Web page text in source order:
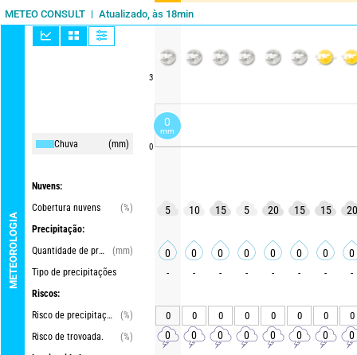
METEO CONSULT Atualizado, às 18min
METEOROLOGIA
Chuva (mm)
Nuvens:
Cobertura nuvens
(%)
Precipitação:
Quantidade de precipitações
(mm)
Tipo de precipitações
Riscos:
Risco de precipitações
(%)
Risco de trovoada.
(%)
3
0
5 10 15 5 20 15 15 20
0 0 0 0 0 0 0 0
- - - - - - - -
0 0 0 0 0 0 0 0
0 0 0 0 0 0 0 0
0
mm